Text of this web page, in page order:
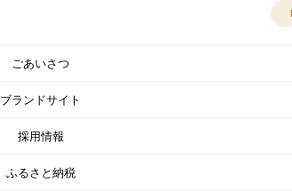
ごあいさつ
ブランドサイト
採用情報
ふるさと納税